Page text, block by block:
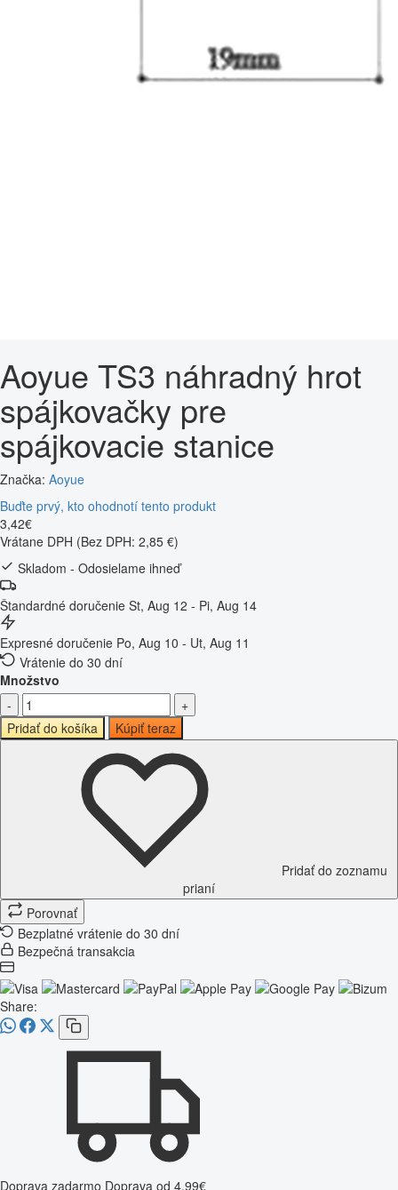
Aoyue TS3 náhradný hrot
spájkovačky pre
spájkovacie stanice
Značka: Aoyue
Buďte prvý, kto ohodnotí tento produkt
3,42€
Vrátane DPH (Bez DPH: 2,85 €)
Skladom - Odosielame ihneď
Štandardné doručenie St, Aug 12 - Pi, Aug 14
Expresné doručenie Po, Aug 10 - Ut, Aug 11
Vrátenie do 30 dní
Množstvo
-
+
Pridať do košíka
Kúpiť teraz
Pridať do zoznamu
prianí
Porovnať
Bezplatné vrátenie do 30 dní
Bezpečná transakcia
Share:
Doprava zadarmo Doprava od 4,99€